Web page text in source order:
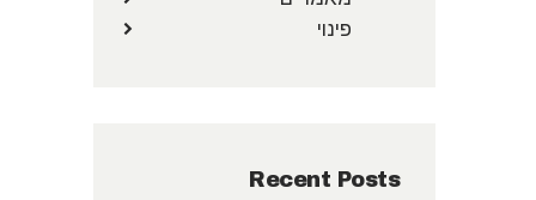
פינוי
Recent Posts